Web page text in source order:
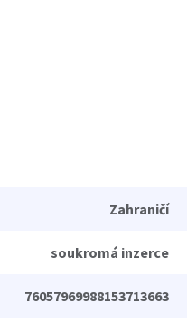
Zahraničí
soukromá inzerce
76057969988153713663